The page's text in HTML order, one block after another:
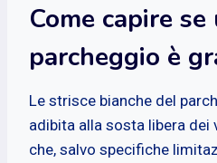
Come capire se
parcheggio è
Le strisce bianche del
adibita alla sosta libera dei
che, salvo specifiche